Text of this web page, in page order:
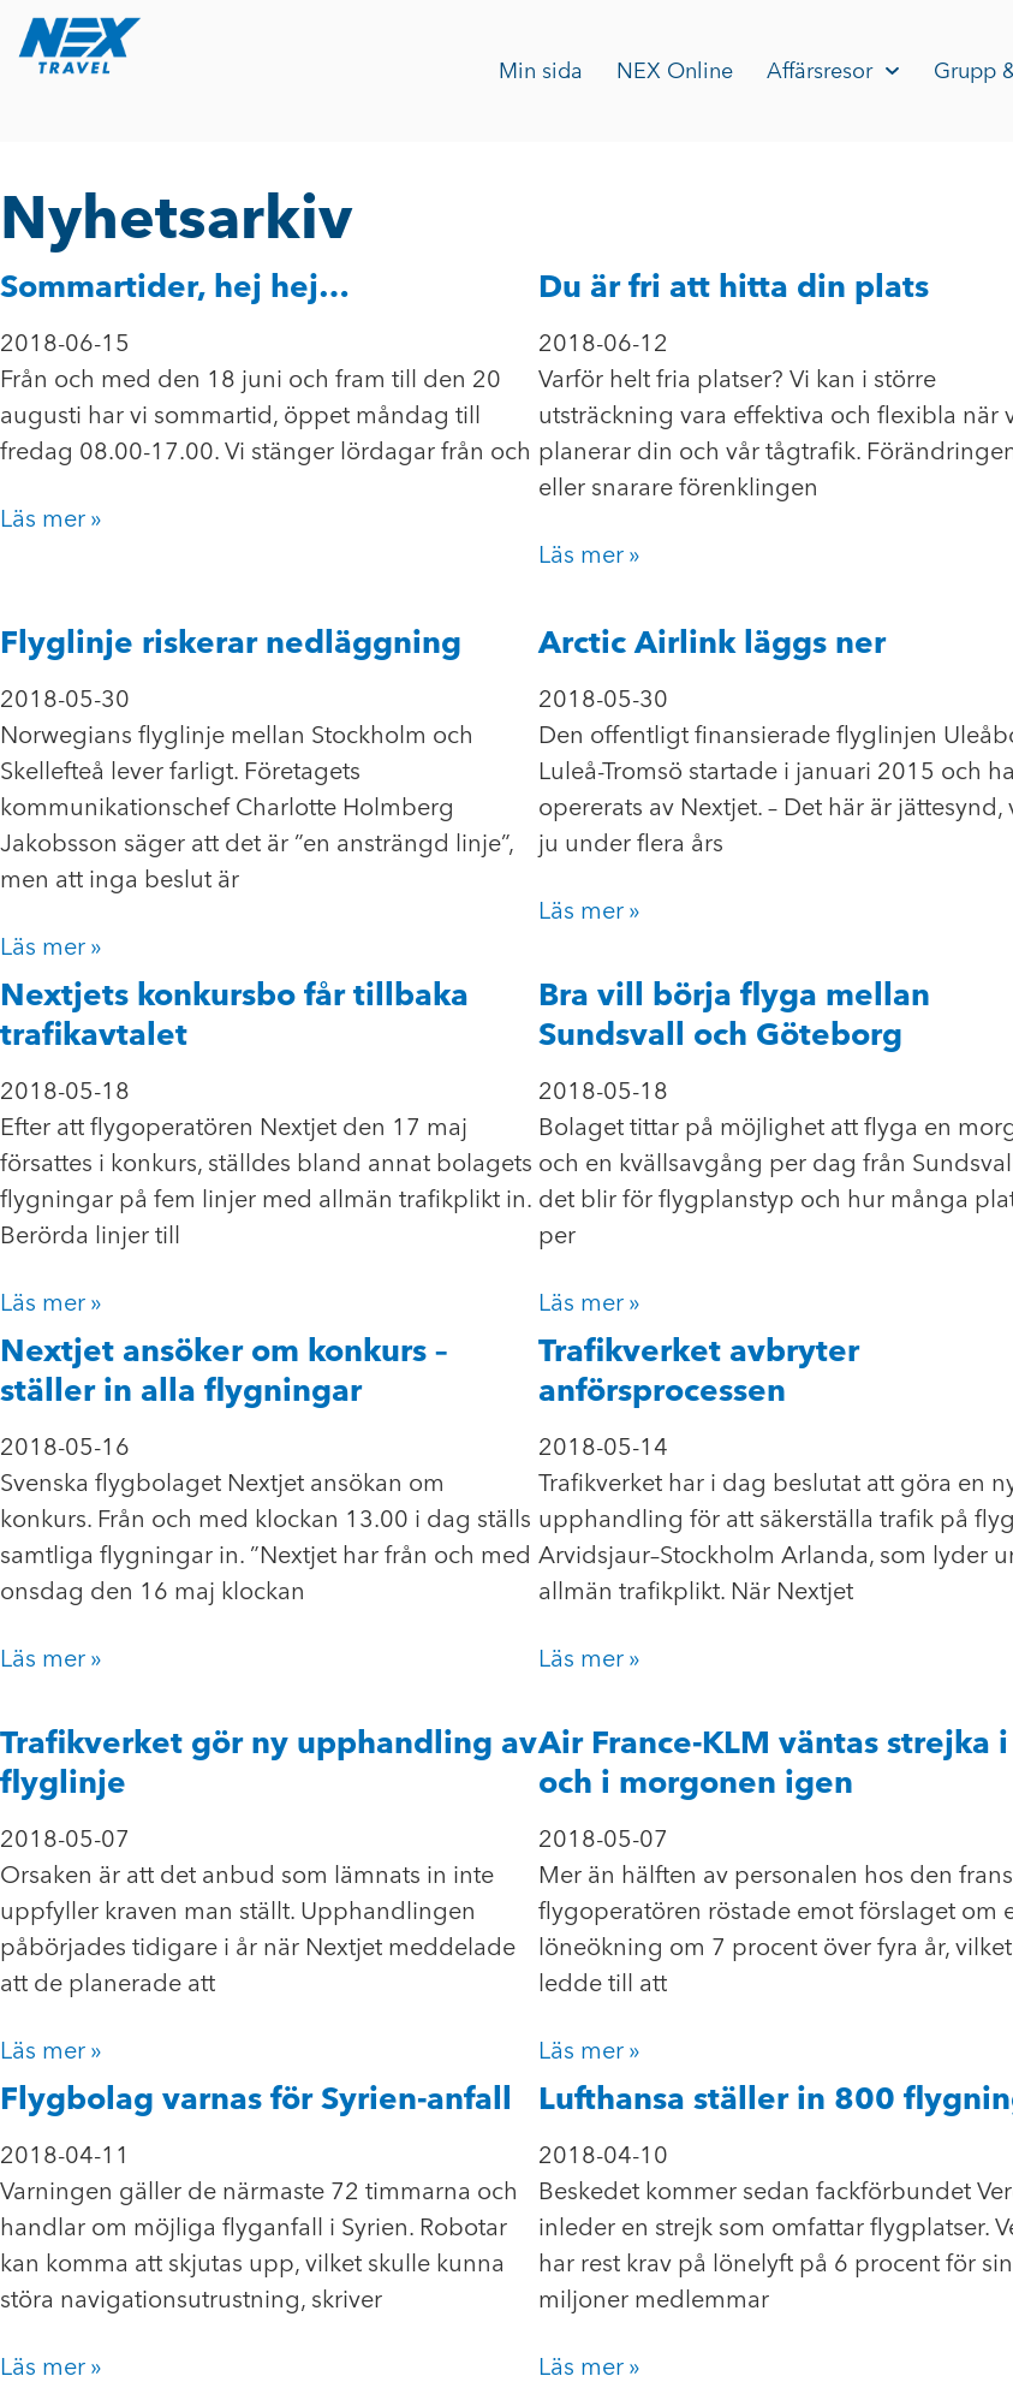
Min sida NEX Online Affärsresor Grupp
Nyhetsarkiv
Sommartider, hej hej…
2018-06-15
Från och med den 18 juni och fram till den 20
augusti har vi sommartid, öppet måndag till
fredag 08.00-17.00. Vi stänger lördagar från och
Läs mer »
Du är fri att hitta din plats
2018-06-12
Varför helt fria platser? Vi kan i större
utsträckning vara effektiva och flexibla när
planerar din och vår tågtrafik.
eller snarare förenklingen
Läs mer »
Flyglinje riskerar nedläggning
2018-05-30
Norwegians flyglinje mellan Stockholm och
Skellefteå lever farligt. Företagets
kommunikationschef Charlotte Holmberg
Jakobsson säger att det är ”en ansträngd linje”,
men att inga beslut är
Läs mer »
Arctic Airlink läggs ner
2018-05-30
Den offentligt finansierade flyglinjen
Luleå-Tromsö startade i januari 2015 och
opererats av Nextjet. – Det här är jättesynd,
ju under flera års
Läs mer »
Nextjets konkursbo får tillbaka
trafikavtalet
2018-05-18
Efter att flygoperatören Nextjet den 17 maj
försattes i konkurs, ställdes bland annat bolagets
flygningar på fem linjer med allmän trafikplikt in.
Berörda linjer till
Läs mer »
Bra vill börja flyga mellan
Sundsvall och Göteborg
2018-05-18
Bolaget tittar på möjlighet att flyga en
och en kvällsavgång per dag från
det blir för flygplanstyp och hur många
per
Läs mer »
Nextjet ansöker om konkurs –
ställer in alla flygningar
2018-05-16
Svenska flygbolaget Nextjet ansökan om
konkurs. Från och med klockan 13.00 i dag ställs
samtliga flygningar in. ”Nextjet har från och med
onsdag den 16 maj klockan
Läs mer »
Trafikverket avbryter
anförsprocessen
2018-05-14
Trafikverket har i dag beslutat att göra en
upphandling för att säkerställa trafik på
Arvidsjaur–Stockholm Arlanda, som lyder
allmän trafikplikt. När Nextjet
Läs mer »
Trafikverket gör ny upphandling av
flyglinje
2018-05-07
Orsaken är att det anbud som lämnats in inte
uppfyller kraven man ställt. Upphandlingen
påbörjades tidigare i år när Nextjet meddelade
att de planerade att
Läs mer »
Air France-KLM väntas strejka
och i morgonen igen
2018-05-07
Mer än hälften av personalen hos den
flygoperatören röstade emot förslaget om
löneökning om 7 procent över fyra år, vilket
ledde till att
Läs mer »
Flygbolag varnas för Syrien-anfall
2018-04-11
Varningen gäller de närmaste 72 timmarna och
handlar om möjliga flyganfall i Syrien. Robotar
kan komma att skjutas upp, vilket skulle kunna
störa navigationsutrustning, skriver
Läs mer »
Lufthansa ställer in 800
2018-04-10
Beskedet kommer sedan fackförbundet
inleder en strejk som omfattar flygplatser.
har rest krav på lönelyft på 6 procent för
miljoner medlemmar
Läs mer »